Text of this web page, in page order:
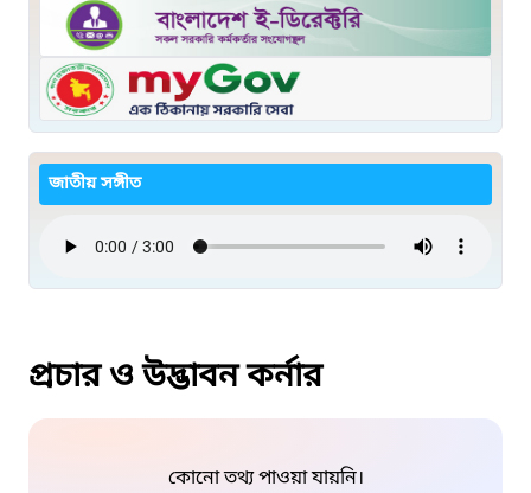
জাতীয় সঙ্গীত
প্রচার ও উদ্ভাবন কর্নার
কোনো তথ্য পাওয়া যায়নি।